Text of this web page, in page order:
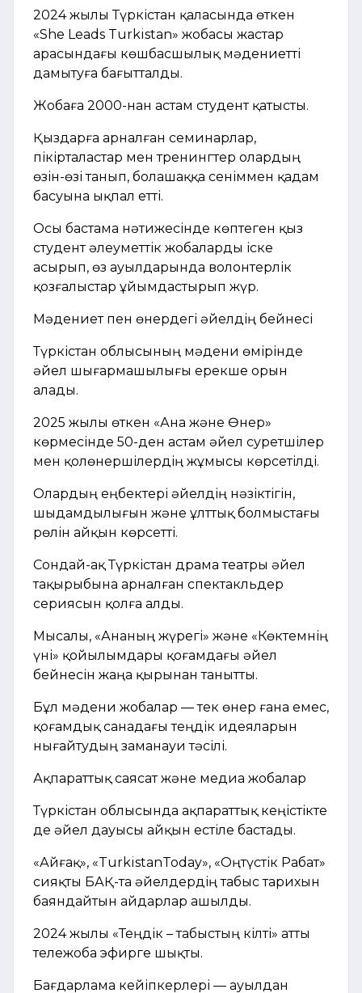
2024 жылы Түркістан қаласында өткен
«She Leads Turkistan» жобасы жастар
арасындағы көшбасшылық мәдениетті
дамытуға бағытталды.
Жобаға 2000-нан астам студент қатысты.
Қыздарға арналған семинарлар,
пікірталастар мен тренингтер олардың
өзін-өзі танып, болашаққа сеніммен қадам
басуына ықпал етті.
Осы бастама нәтижесінде көптеген қыз
студент әлеуметтік жобаларды іске
асырып, өз ауылдарында волонтерлік
қозғалыстар ұйымдастырып жүр.
Мәдениет пен өнердегі әйелдің бейнесі
Түркістан облысының мәдени өмірінде
әйел шығармашылығы ерекше орын
алады.
2025 жылы өткен «Ана және Өнер»
көрмесінде 50-ден астам әйел суретшілер
мен қолөнершілердің жұмысы көрсетілді.
Олардың еңбектері әйелдің нәзіктігін,
шыдамдылығын және ұлттық болмыстағы
рөлін айқын көрсетті.
Сондай-ақ Түркістан драма театры әйел
тақырыбына арналған спектакльдер
сериясын қолға алды.
Мысалы, «Ананың жүрегі» және «Көктемнің
үні» қойылымдары қоғамдағы әйел
бейнесін жаңа қырынан танытты.
Бұл мәдени жобалар — тек өнер ғана емес,
қоғамдық санадағы теңдік идеяларын
нығайтудың заманауи тәсілі.
Ақпараттық саясат және медиа жобалар
Түркістан облысында ақпараттық кеңістікте
де әйел дауысы айқын естіле бастады.
«Айғақ», «TurkistanToday», «Оңтүстік Рабат»
сияқты БАҚ-та әйелдердің табыс тарихын
баяндайтын айдарлар ашылды.
2024 жылы «Теңдік – табыстың кілті» атты
тележоба эфирге шықты.
Бағдарлама кейіпкерлері — ауылдан